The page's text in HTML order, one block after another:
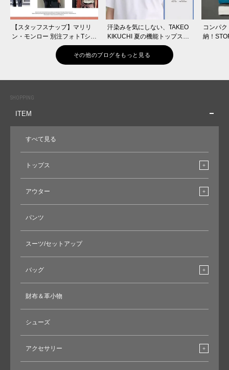
【スタッフスナップ】マリリ
ン・モンロー 別注フォトTシャ
汗染みを気にしない、TAKEO
KIKUCHI 夏の機能トップスに
新作が登場！
コンパ
納！
その他のブログをもっと見る
SHOPPING
ITEM
すべて見る
トップス
アウター
パンツ
スーツ/セットアップ
バッグ
財布＆革小物
シューズ
アクセサリー